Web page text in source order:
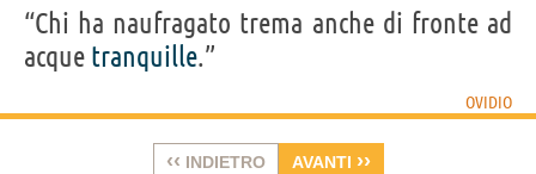
“Chi ha naufragato trema anche di fronte ad
acque tranquille.”
OVIDIO
‹‹ INDIETRO AVANTI ››